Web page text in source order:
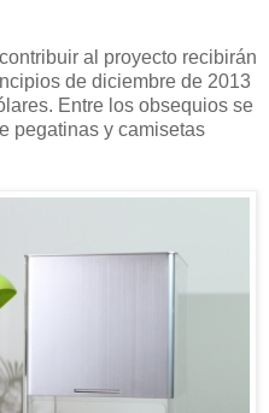
al proyecto recibirán
de diciembre de 2013
Entre los obsequios se
pegatinas y camisetas